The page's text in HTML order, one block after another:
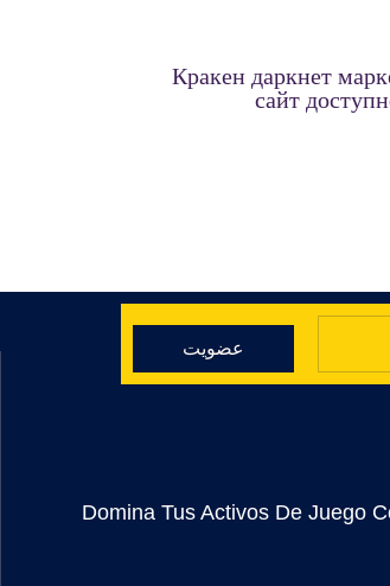
Кракен даркнет
сайт
عضویت
Domina Tus Activos De Juego